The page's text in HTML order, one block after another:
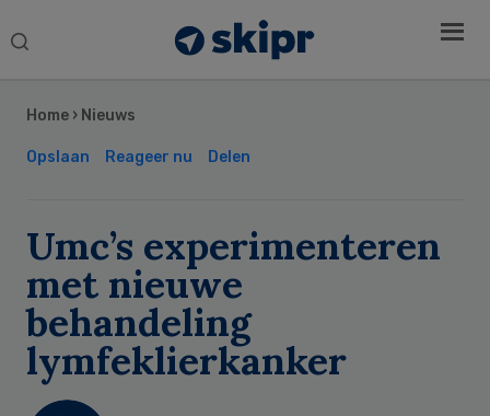
Search
Home › Nieuws
Opslaan Reageer nu Delen
Umc’s experimenteren
met nieuwe
behandeling
lymfeklierkanker
Sidebar